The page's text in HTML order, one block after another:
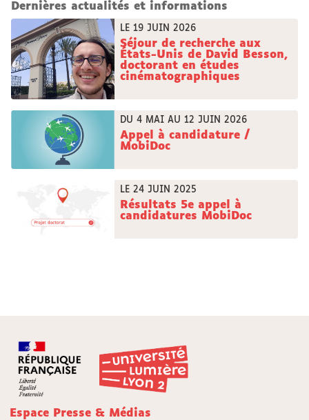
Dernières actualités et informations
LE 19 JUIN 2026
Séjour de recherche aux
États-Unis de David Besson,
doctorant en études
cinématographiques
DU 4 MAI AU 12 JUIN 2026
Appel à candidature /
MobiDoc
LE 24 JUIN 2025
Résultats 5e appel à
candidatures MobiDoc
Espace Presse & Médias